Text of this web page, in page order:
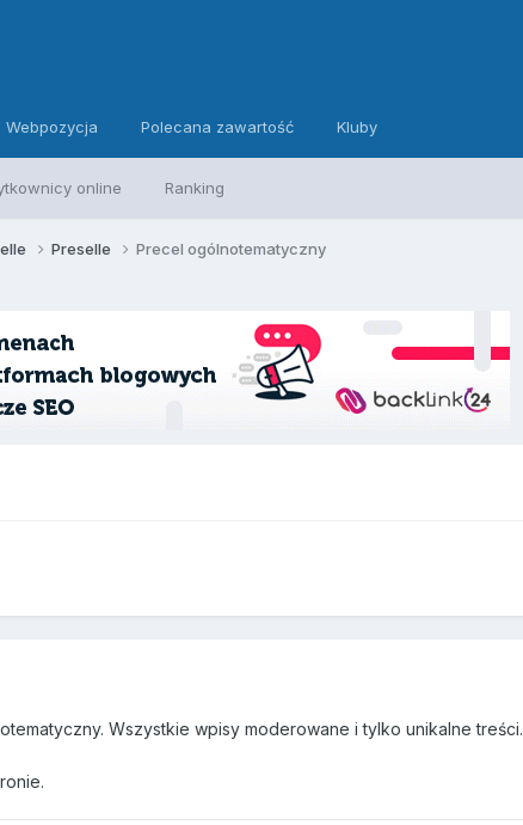
online Ranking
Webpozycja Polecana zawartość Kluby
Preselle Precel ogólnotematyczny
Wszystkie wpisy moderowane i tylko unikalne treści.